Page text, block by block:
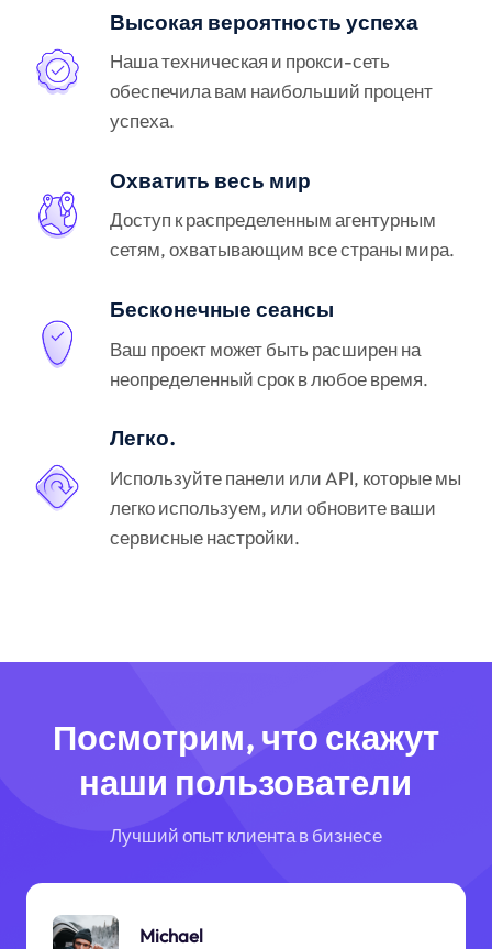
Высокая вероятность успеха
Наша техническая и прокси-сеть
обеспечила вам наибольший процент
успеха.
Охватить весь мир
Доступ к распределенным агентурным
сетям, охватывающим все страны мира.
Бесконечные сеансы
Ваш проект может быть расширен на
неопределенный срок в любое время.
Легко.
Используйте панели или API, которые мы
легко используем, или обновите ваши
сервисные настройки.
Посмотрим, что скажут
наши пользователи
Лучший опыт клиента в бизнесе
Michael